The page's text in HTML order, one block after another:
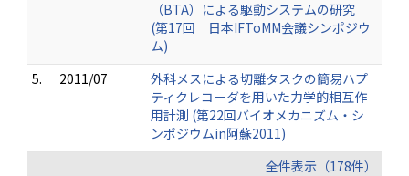
（BTA）による駆動システムの研究
(第17回 日本IFToMM会議シンポジウ
ム)
5.
2011/07
外科メスによる切離タスクの簡易ハプ
ティクレコーダを用いた力学的相互作
用計測 (第22回バイオメカニズム・シ
ンポジウムin阿蘇2011)
全件表示（178件）